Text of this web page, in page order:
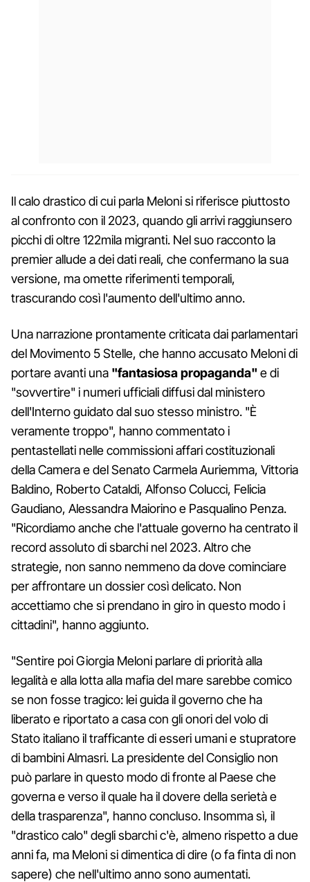
Il calo drastico di cui parla Meloni si riferisce piuttosto
al confronto con il 2023, quando gli arrivi raggiunsero
picchi di oltre 122mila migranti. Nel suo racconto la
premier allude a dei dati reali, che confermano la sua
versione, ma omette riferimenti temporali,
trascurando così l'aumento dell'ultimo anno.
Una narrazione prontamente criticata dai parlamentari
del Movimento 5 Stelle, che hanno accusato Meloni di
portare avanti una "fantasiosa propaganda" e di
"sovvertire" i numeri ufficiali diffusi dal ministero
dell'Interno guidato dal suo stesso ministro. "È
veramente troppo", hanno commentato i
pentastellati nelle commissioni affari costituzionali
della Camera e del Senato Carmela Auriemma, Vittoria
Baldino, Roberto Cataldi, Alfonso Colucci, Felicia
Gaudiano, Alessandra Maiorino e Pasqualino Penza.
"Ricordiamo anche che l'attuale governo ha centrato il
record assoluto di sbarchi nel 2023. Altro che
strategie, non sanno nemmeno da dove cominciare
per affrontare un dossier così delicato. Non
accettiamo che si prendano in giro in questo modo i
cittadini", hanno aggiunto.
"Sentire poi Giorgia Meloni parlare di priorità alla
legalità e alla lotta alla mafia del mare sarebbe comico
se non fosse tragico: lei guida il governo che ha
liberato e riportato a casa con gli onori del volo di
Stato italiano il trafficante di esseri umani e stupratore
di bambini Almasri. La presidente del Consiglio non
può parlare in questo modo di fronte al Paese che
governa e verso il quale ha il dovere della serietà e
della trasparenza", hanno concluso. Insomma sì, il
"drastico calo" degli sbarchi c'è, almeno rispetto a due
anni fa, ma Meloni si dimentica di dire (o fa finta di non
sapere) che nell'ultimo anno sono aumentati.